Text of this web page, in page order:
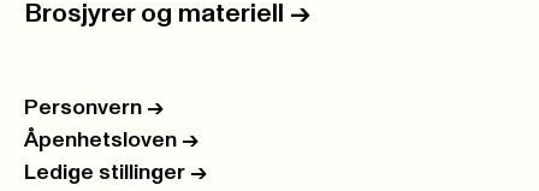
Brosjyrer og materiell ->
Personvern ->
Åpenhetsloven ->
Ledige stillinger ->